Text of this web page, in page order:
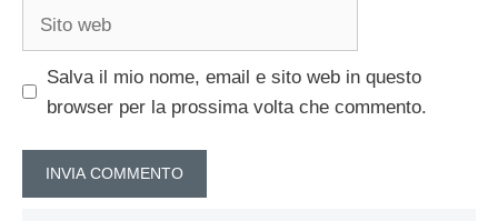
Salva il mio nome, email e sito web in questo
browser per la prossima volta che commento.